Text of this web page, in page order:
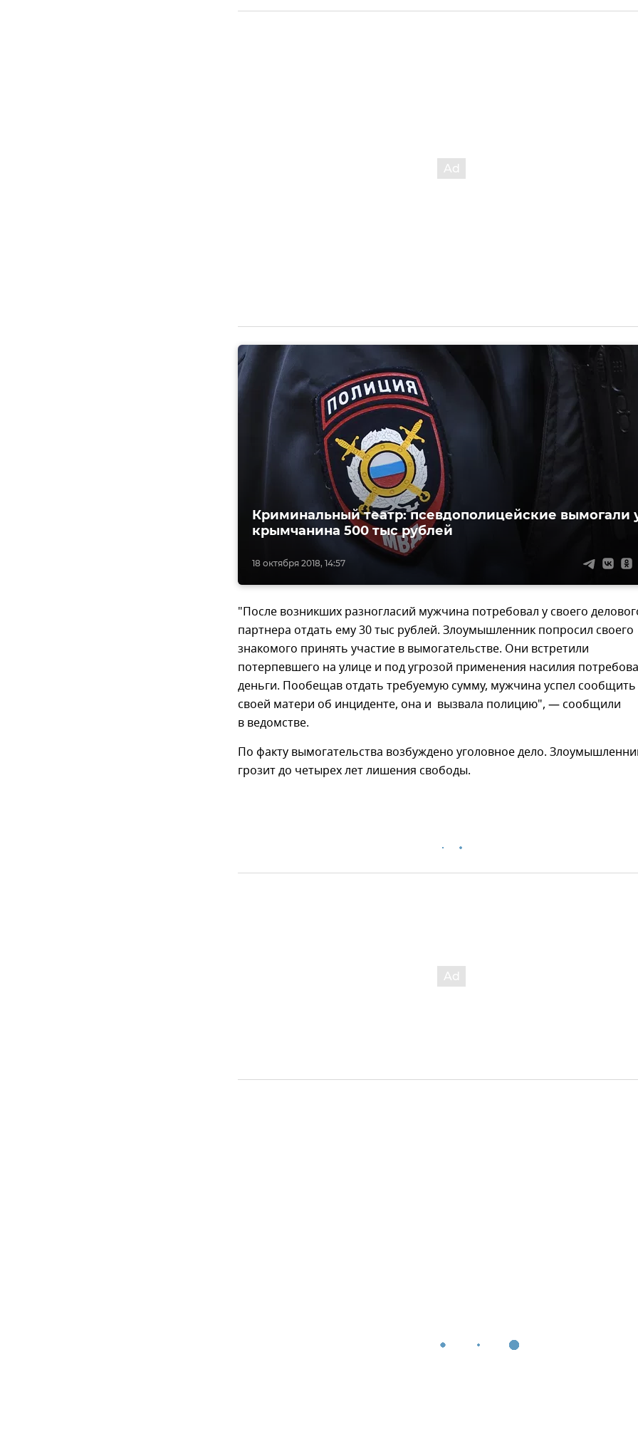
18 октября 2018, 14:57
Криминальный театр: псевдополицейские вымогали
крымчанина 500 тыс рублей
"После возникших разногласий мужчина потребовал у своего
партнера отдать ему 30 тыс рублей. Злоумышленник попросил своего
знакомого принять участие в вымогательстве. Они встретили
потерпевшего на улице и под угрозой применения насилия
деньги. Пообещав отдать требуемую сумму, мужчина успел сообщить
своей матери об инциденте, она и вызвала полицию", — сообщили
в ведомстве.
По факту вымогательства возбуждено уголовное дело.
грозит до четырех лет лишения свободы.